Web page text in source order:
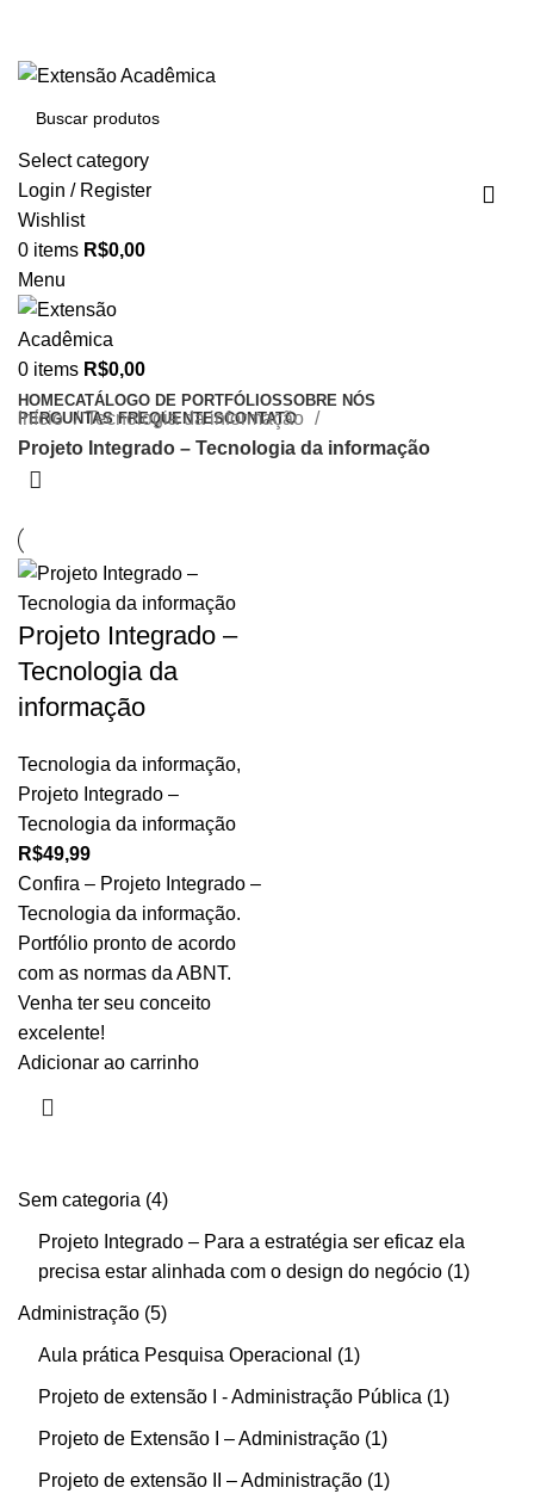
Select category
Login / Register
Wishlist
0 items R$0,00
Menu
0 items R$0,00
HOMECATÁLOGO DE PORTFÓLIOSSOBRE NÓS
PERGUNTAS FREQUENTESCONTATO
Sem categoria 4
Projeto Integrado – Para a estratégia ser eficaz ela
precisa estar alinhada com o design do negócio 1
Administração 5
Aula prática Pesquisa Operacional 1
Projeto de extensão I - Administração Pública 1
Projeto de Extensão I – Administração 1
Projeto de extensão II – Administração 1
Início
Tecnologia da informação
Projeto Integrado – Tecnologia da informação
Projeto Integrado –
Tecnologia da
informação
Tecnologia da informação,
Projeto Integrado –
Tecnologia da informação
R$49,99
Confira – Projeto Integrado –
Tecnologia da informação.
Portfólio pronto de acordo
com as normas da ABNT.
Venha ter seu conceito
excelente!
Adicionar ao carrinho